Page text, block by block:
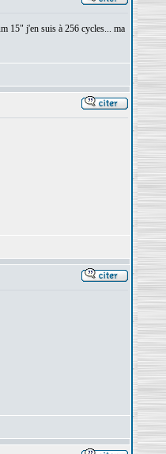
15" j'en suis à 256 cycles... ma